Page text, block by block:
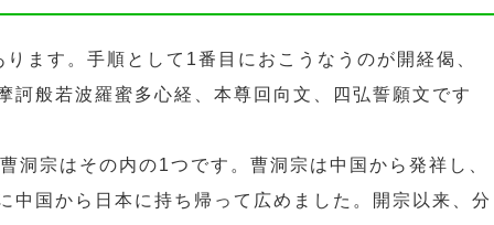
ます。手順として1番目におこうなうのが開経偈、
訶般若波羅蜜多心経、本尊回向文、四弘誓願文です
洞宗はその内の1つです。曹洞宗は中国から発祥し、
中国から日本に持ち帰って広めました。開宗以来、分